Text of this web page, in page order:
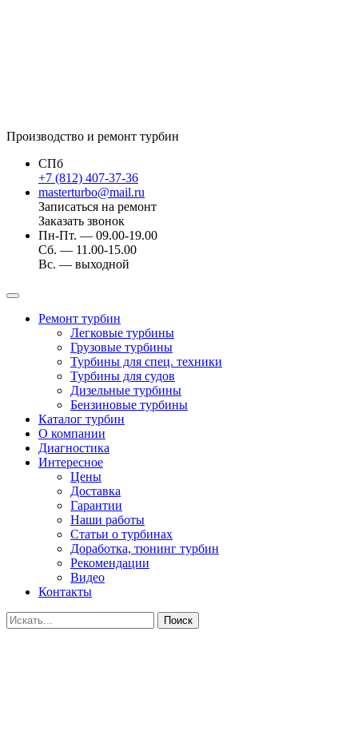
Производство и ремонт турбин
СПб
+7 (812) 407-37-36
masterturbo@mail.ru
Записаться на ремонт
Заказать звонок
Пн-Пт. — 09.00-19.00
Сб. — 11.00-15.00
Вс. — выходной
Ремонт турбин
Легковые турбины
Грузовые турбины
Турбины для спец. техники
Турбины для судов
Дизельные турбины
Бензиновые турбины
Каталог турбин
О компании
Диагностика
Интересное
Цены
Доставка
Гарантии
Наши работы
Статьи о турбинах
Доработка, тюнинг турбин
Рекомендации
Видео
Контакты
Поиск